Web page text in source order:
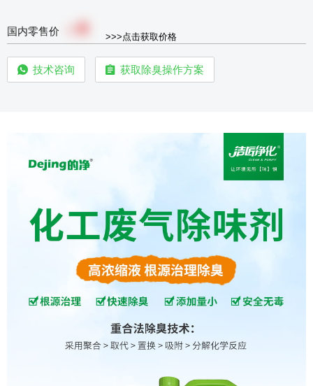
国内零售价 0 >>>点击获取价格
技术咨询 获取除臭操作方案